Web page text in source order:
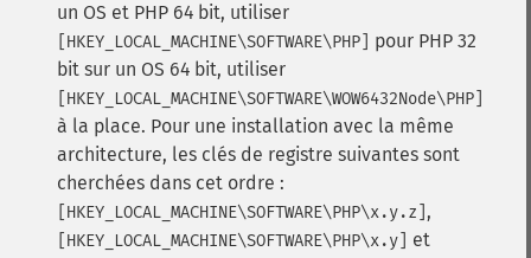
un OS et PHP 64 bit, utiliser
[HKEY_LOCAL_MACHINE\SOFTWARE\PHP]
pour PHP 32
bit sur un OS 64 bit, utiliser
[HKEY_LOCAL_MACHINE\SOFTWARE\WOW6432Node\PHP]
à la place. Pour une installation avec la même
architecture, les clés de registre suivantes sont
cherchées dans cet ordre :
[HKEY_LOCAL_MACHINE\SOFTWARE\PHP\x.y.z] ,
[HKEY_LOCAL_MACHINE\SOFTWARE\PHP\x.y] et